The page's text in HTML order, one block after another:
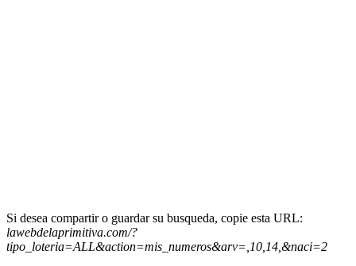
Si desea compartir o guardar su busqueda, copie esta URL:
lawebdelaprimitiva.com/?
tipo_loteria=ALL&action=mis_numeros&arv=,10,14,&naci=2